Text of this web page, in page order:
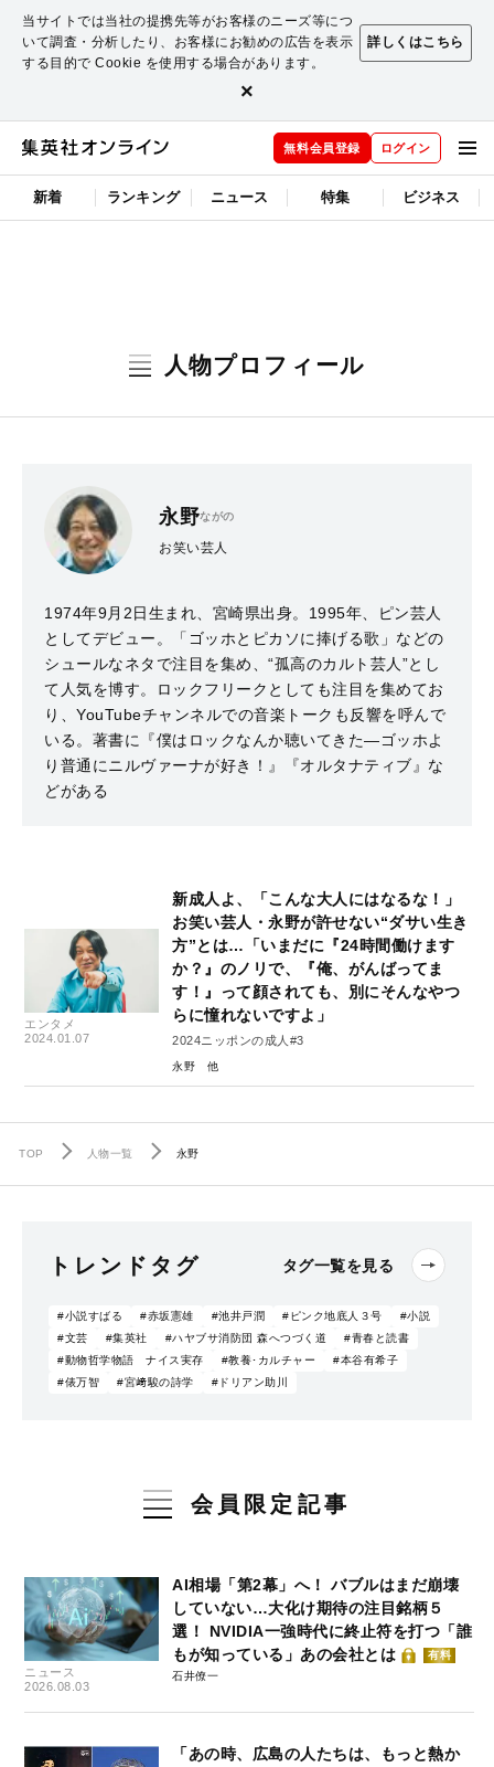
当サイトでは当社の提携先等がお客様のニーズ等につ
いて調査・分析したり、お客様にお勧めの広告を表示
する目的で Cookie を使用する場合があります。
詳しくはこちら
×
無料会員登録 ログイン
新着 ランキング ニュース 特集 ビジネス
人物プロフィール
永野ながの
お笑い芸人
1974年9月2日生まれ、宮崎県出身。1995年、ピン芸人
としてデビュー。「ゴッホとピカソに捧げる歌」などの
シュールなネタで注目を集め、“孤高のカルト芸人”とし
て人気を博す。ロックフリークとしても注目を集めてお
り、YouTubeチャンネルでの音楽トークも反響を呼んで
いる。著書に『僕はロックなんか聴いてきた―ゴッホよ
り普通にニルヴァーナが好き！』『オルタナティブ』な
どがある
エンタメ
2024.01.07
新成人よ、「こんな大人にはなるな！」
お笑い芸人・永野が許せない“ダサい生き
方”とは…「いまだに『24時間働けます
か？』のノリで、『俺、がんばってま
す！』って顔されても、別にそんなやつ
らに憧れないですよ」
2024ニッポンの成人#3
永野
TOP 人物一覧 永野
トレンドタグ タグ一覧を見る
#小説すばる #赤坂憲雄 #池井戸潤 #ピンク地底人３号
#小説
#文芸
#集英社 #ハヤブサ消防団 森へつづく道
#青春と読書
#動物哲学物語 ナイス実存
#教養･カルチャー
#本谷有希子
#俵万智
#宮﨑駿の詩学 #ドリアン助川
会員限定記事
ニュース
2026.08.03
AI相場「第2幕」へ！ バブルはまだ崩壊
していない…大化け期待の注目銘柄５
選！ NVIDIA一強時代に終止符を打つ「誰
もが知っている」あの会社とは
有料
石井僚一
「あの時、広島の人たちは、もっと熱か